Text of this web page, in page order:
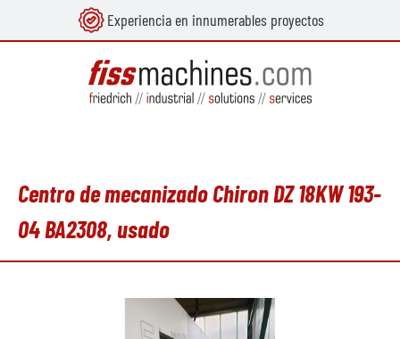
principal Experiencia en innumerables proyectos
Centro de mecanizado Chiron DZ 18KW 193-
04 BA2308, usado